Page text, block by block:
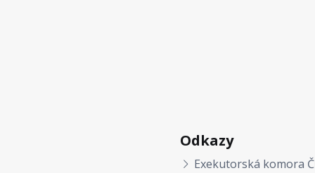
Odkazy
Exekutorská komora